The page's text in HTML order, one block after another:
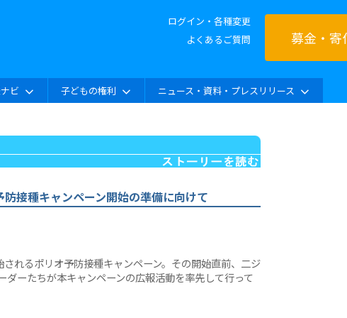
ログイン・各種変更
よくあるご質問
募金・寄
ビ 子どもの権利 ニュース・資料・プレスリリース
接種キャンペーン開始の準備に向けて
れるポリオ予防接種キャンペーン。その開始直前、二ジ
ダーたちが本キャンペーンの広報活動を率先して行って